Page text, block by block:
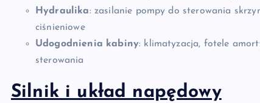
Hydraulika: zasilanie pompy do sterowania
ciśnieniowe
Udogodnienia kabiny: klimatyzacja, fotele
sterowania
Silnik i układ napędowy